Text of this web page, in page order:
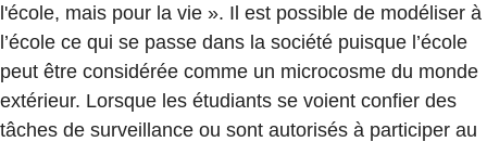
l'école, mais pour la vie ». Il est possible de modéliser à
l’école ce qui se passe dans la société puisque l’école
peut être considérée comme un microcosme du monde
extérieur. Lorsque les étudiants se voient confier des
tâches de surveillance ou sont autorisés à participer au